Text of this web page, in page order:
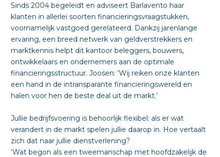
Sinds 2004 begeleidt en adviseert Barlavento haar
klanten in allerlei soorten financieringsvraagstukken,
voornamelijk vastgoed gerelateerd. Dankzij jarenlange
ervaring, een breed netwerk van geldverstrekkers en
marktkennis helpt dit kantoor beleggers, bouwers,
ontwikkelaars en ondernemers aan de optimale
financieringsstructuur. Joosen: ‘Wij reiken onze klanten
een hand in de intransparante financieringswereld en
halen voor hen de beste deal uit de markt.’
Jullie bedrijfsvoering is behoorlijk flexibel; als er wat
verandert in de markt spelen jullie daarop in. Hoe vertaalt
zich dat naar jullie dienstverlening?
‘Wat begon als een tweemanschap met hoofdzakelijk de